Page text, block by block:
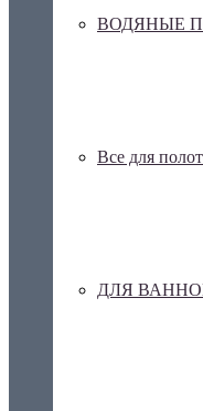
ВОДЯНЫЕ
Все для
ДЛЯ